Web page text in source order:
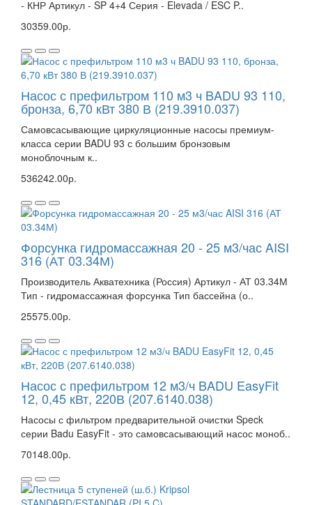
- КНР Артикул - SP 4+4 Серия - Elevada / ESC P..
30359.00р.
Насос с префильтром 110 м3 ч BADU 93 110,
бронза, 6,70 кВт 380 В (219.3910.037)
Самовсасывающие циркуляционные насосы премиум-
класса серии BADU 93 с большим бронзовым
моноблочным к..
536242.00р.
Форсунка гидромассажная 20 - 25 м3/час AISI
316 (АТ 03.34М)
Производитель Акватехника (Россия) Артикул - АТ 03.34М
Тип - гидромассажная форсунка Тип бассейна (о..
25575.00р.
Насос с префильтром 12 м3/ч BADU EasyFit
12, 0,45 кВт, 220В (207.6140.038)
Насосы с фильтром предварительной очистки Speck
серии Badu EasyFit - это самовсасывающий насос моноб..
70148.00р.